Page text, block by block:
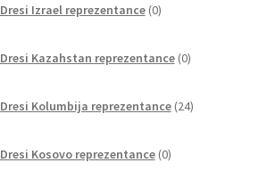
Dresi Izrael reprezentance 0izdelkov
Dresi Kazahstan reprezentance 0izdelkov
Dresi Kolumbija reprezentance 24izdelkov
Dresi Kosovo reprezentance 0izdelkov